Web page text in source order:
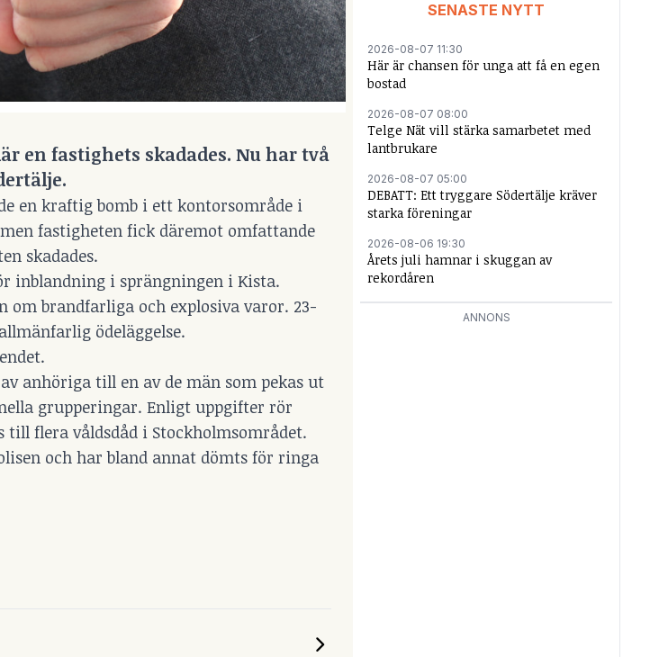
en fastighets skadades. Nu har två
en kraftig bomb i ett kontorsområde i
fastigheten fick däremot omfattande
skadades.
inblandning i sprängningen i Kista.
om brandfarliga och explosiva varor. 23-
ödeläggelse.
anhöriga till en av de män som pekas ut
grupperingar. Enligt uppgifter rör
flera våldsdåd i Stockholmsområdet.
och har bland annat dömts för ringa
SENASTE NYTT
2026-08-07 11:30
Här är chansen för unga att få en egen
bostad
2026-08-07 08:00
Telge Nät vill stärka samarbetet med
lantbrukare
2026-08-07 05:00
DEBATT: Ett tryggare Södertälje kräver
starka föreningar
2026-08-06 19:30
Årets juli hamnar i skuggan av
rekordåren
ANNONS